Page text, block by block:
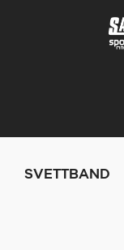
SVETTBAND